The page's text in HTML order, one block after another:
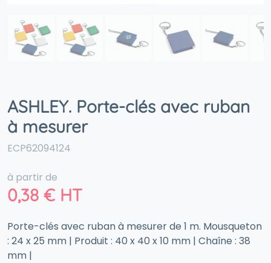
ASHLEY. Porte-clés avec ruban
à mesurer
ECP62094124
à partir de
0,38 € HT
Porte-clés avec ruban à mesurer de 1 m. Mousqueton
: 24 x 25 mm | Produit : 40 x 40 x 10 mm | Chaîne : 38
mm |